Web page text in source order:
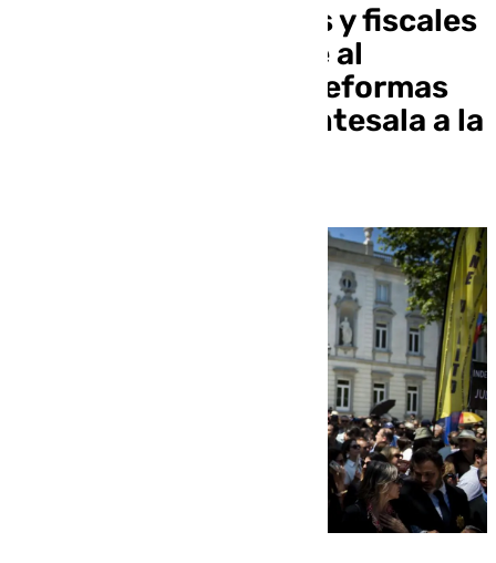
Centenares de jueces y fiscales
se concentran frente al
Supremo contra las reformas
del Gobierno como antesala a la